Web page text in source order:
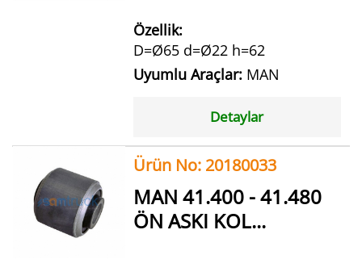
Özellik:
D=Ø65 d=Ø22 h=62
Uyumlu Araçlar: MAN
Detaylar
Ürün No: 20180033
MAN 41.400 - 41.480
ÖN ASKI KOL...